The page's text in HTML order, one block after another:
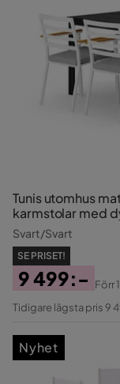
Tunis utomhus
karmstolar med
Svart/Svart
SE PRISET!
Pris
9 499:-
Original
Förr
Tidigare lägsta pris 9
Nyhet